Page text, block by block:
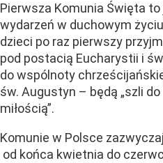
Pierwsza Komunia Święta
wydarzeń w duchowym
dzieci po raz pierwszy
pod postacią Eucharystii i
do wspólnoty
św. Augustyn – będą „szli
miłością”.
Komunie w Polsce
od końca kwietnia do